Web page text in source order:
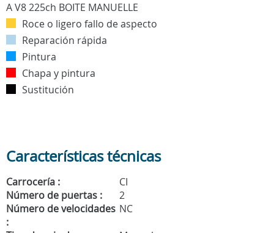
Roce o ligero fallo de aspecto
Reparación rápida
Pintura
Chapa y pintura
Sustitución
Características técnicas
Carrocería :
CI
Número de puertas :
2
Número de velocidades
:
NC